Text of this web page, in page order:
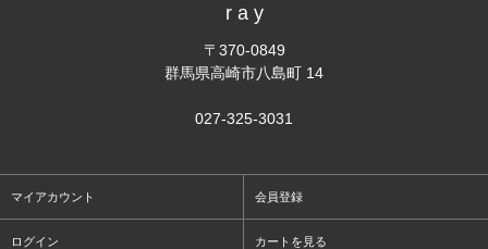
r a y
〒370-0849
群馬県高崎市八島町 14
027-325-3031
マイアカウント 会員登録
ログイン カートを見る